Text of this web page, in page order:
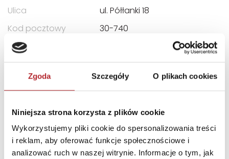
Zgoda Szczegóły O plikach cookies
Niniejsza strona korzysta z plików cookie
Wykorzystujemy pliki cookie do spersonalizowania treści
i reklam, aby oferować funkcje społecznościowe i
analizować ruch w naszej witrynie. Informacje o tym, jak
Ulica
ul. Półłanki 18
Kod pocztowy
30-740
Miasto
E-mail
info.poland@cartamundi.
com
INNI KLIENCI KUPOWALI